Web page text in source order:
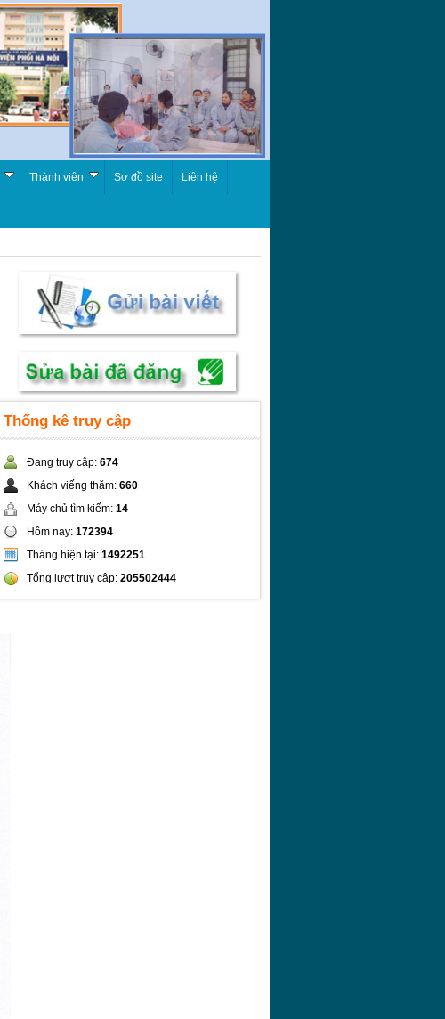
Thành viên Sơ đồ site Liên hệ
Thống kê truy cập
Đang truy cập: 674
Khách viếng thăm: 660
Máy chủ tìm kiếm: 14
Hôm nay: 172394
Tháng hiện tại: 1492251
Tổng lượt truy cập: 205502444